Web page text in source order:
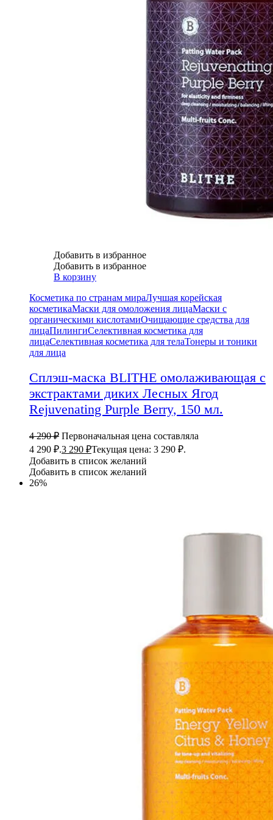
Добавить в избранное
Добавить в избранное
В корзину
Косметика по странам мираЛучшая корейская
косметикаМаски для омоложения лицаМаски с
органическими кислотамиОчищающие средства для
лицаПилингиСелективная косметика для
лицаСелективная косметика для телаТонеры и тоники
для лица
Сплэш-маска BLITHE омолаживающая с
экстрактами диких Лесных Ягод
Rejuvenating Purple Berry, 150 мл.
4 290₽ Первоначальная цена составляла
4 290 ₽.3 290 ₽Текущая цена: 3 290 ₽.
Добавить в список желаний
Добавить в список желаний
26%